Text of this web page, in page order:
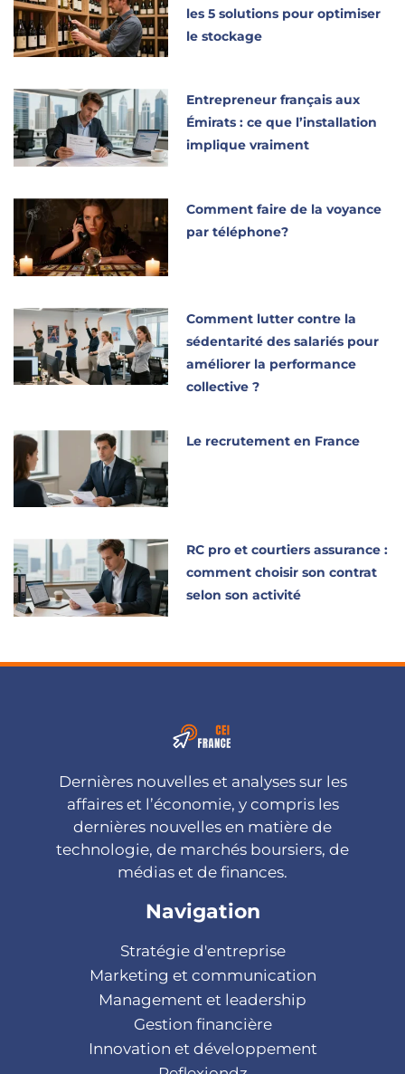
les 5 solutions pour optimiser
le stockage
Entrepreneur français aux
Émirats : ce que l’installation
implique vraiment
Comment faire de la voyance
par téléphone?
Comment lutter contre la
sédentarité des salariés pour
améliorer la performance
collective ?
Le recrutement en France
RC pro et courtiers assurance :
comment choisir son contrat
selon son activité
Dernières nouvelles et analyses sur les
affaires et l’économie, y compris les
dernières nouvelles en matière de
technologie, de marchés boursiers, de
médias et de finances.
Navigation
Stratégie d'entreprise
Marketing et communication
Management et leadership
Gestion financière
Innovation et développement